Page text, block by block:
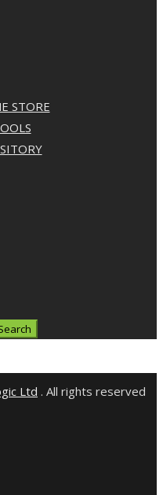
STORE
Ltd . All rights reserved